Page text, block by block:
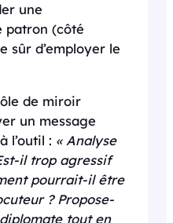
une
patron (côté
sûr d’employer le
de miroir
un message
l’outil : « Analyse
il trop agressif
pourrait-il être
? Propose-
tout en